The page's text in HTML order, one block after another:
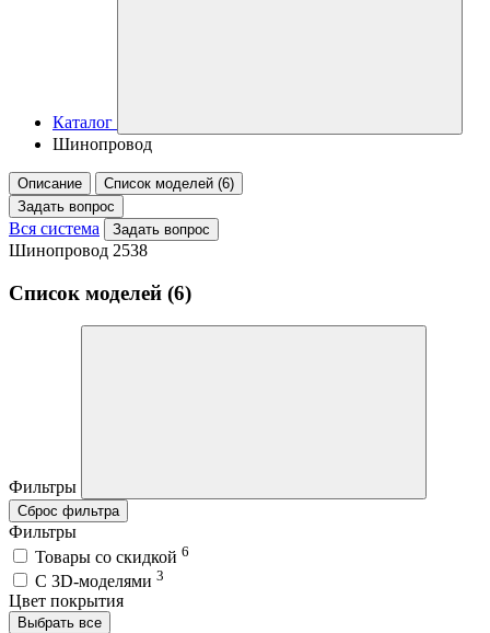
Каталог
Шинопровод
Описание
Список моделей (6)
Задать вопрос
Вся система Задать вопрос
Шинопровод 2538
Список моделей (6)
Фильтры
Сброс фильтра
Фильтры
Товары со скидкой 6
C 3D-моделями 3
Цвет покрытия
Выбрать все